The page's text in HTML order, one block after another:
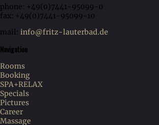
phone: +49(0)7441-95099-0
fax: +49(0)7441-95099-10
mail: info@fritz-lauterbad.de
Navigation
Rooms
Booking
SPA+RELAX
Specials
Pictures
Career
Massage